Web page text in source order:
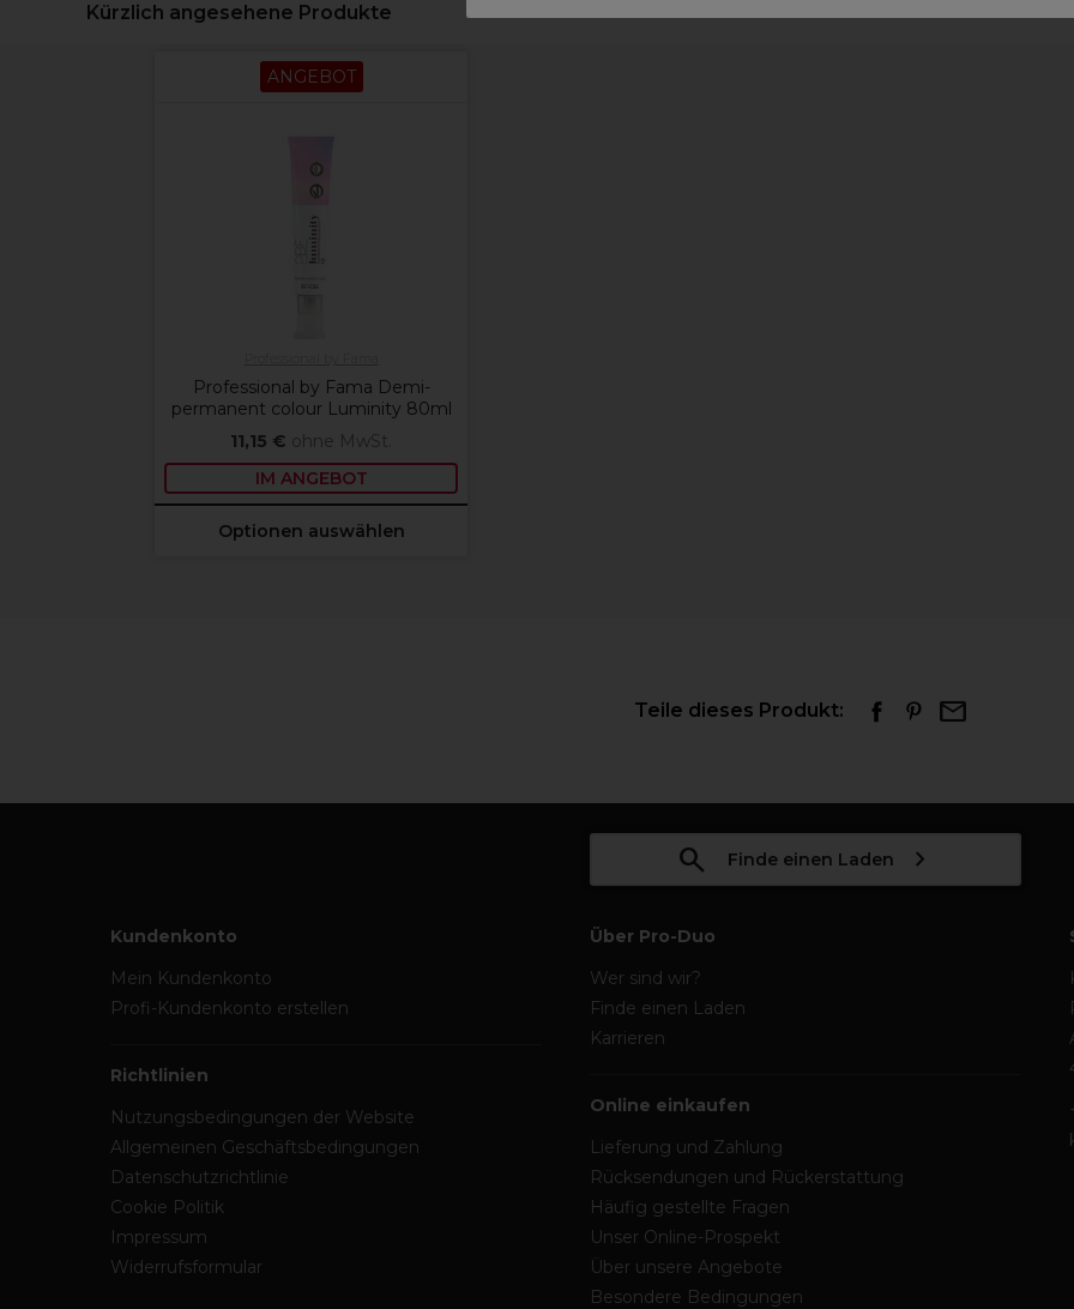
Kürzlich angesehene Produkte
ANGEBOT
Professional by Fama Demi-
permanent colour Luminity 80ml
11,15 € ohne MwSt.
IM ANGEBOT
Optionen auswählen
Teile dieses Produkt:
Finde einen Laden
Kundenkonto
Mein Kundenkonto
Profi-Kundenkonto erstellen
Richtlinien
Nutzungsbedingungen der Website
Allgemeinen Geschäftsbedingungen
Datenschutzrichtlinie
Cookie Politik
Impressum
Widerrufsformular
Über Pro-Duo
Wer sind wir?
Finde einen Laden
Karrieren
Online einkaufen
Lieferung und Zahlung
Rücksendungen und Rückerstattung
Häufig gestellte Fragen
Unser Online-Prospekt
Über unsere Angebote
Besondere Bedingungen